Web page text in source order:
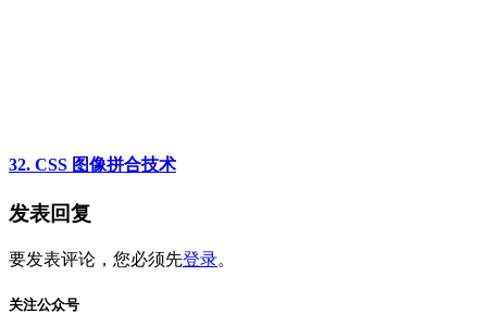
32. CSS 图像拼合技术
发表回复
要发表评论，您必须先登录。
关注公众号